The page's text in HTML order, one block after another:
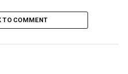
TO COMMENT